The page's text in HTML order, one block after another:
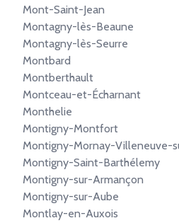
Mont-Saint-Jean
Montagny-lès-Beaune
Montagny-lès-Seurre
Montbard
Montberthault
Montceau-et-Écharnant
Monthelie
Montigny-Montfort
Montigny-Mornay-Villeneuve-
Montigny-Saint-Barthélemy
Montigny-sur-Armançon
Montigny-sur-Aube
Montlay-en-Auxois